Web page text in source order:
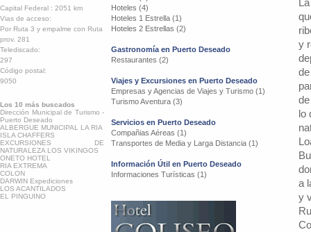
Capital Federal : 2051 km
Vias de acceso:
Por Ruta 3 y empalme con Ruta
prov. 281
Telediscado:
297
Código postal:
9050
Los 10 más buscados
Dirección Municipal de Turismo -
Puerto Deseado
ALBERGUE MUNICIPAL LA RIA
ISLA CHAFFERS
EXCURSIONES DE
NATURALEZA LOS VIKINGOS
ONETO HOTEL
RIA EXTREMA
COLON
DARWIN Expediciones
LOS ACANTILADOS
EL PINGUINO
Hoteles (4)
Hoteles 1 Estrella (1)
Hoteles 2 Estrellas (2)
Gastronomía en Puerto Deseado
Restaurantes (2)
Viajes y Excursiones en Puerto Deseado
Empresas y Agencias de Viajes y Turismo (1)
Turismo Aventura (3)
Servicios en Puerto Deseado
Compañias Aéreas (1)
Transportes de Media y Larga Distancia (1)
Información Útil en Puerto Deseado
Informaciones Turísticas (1)
y
lo
a
y